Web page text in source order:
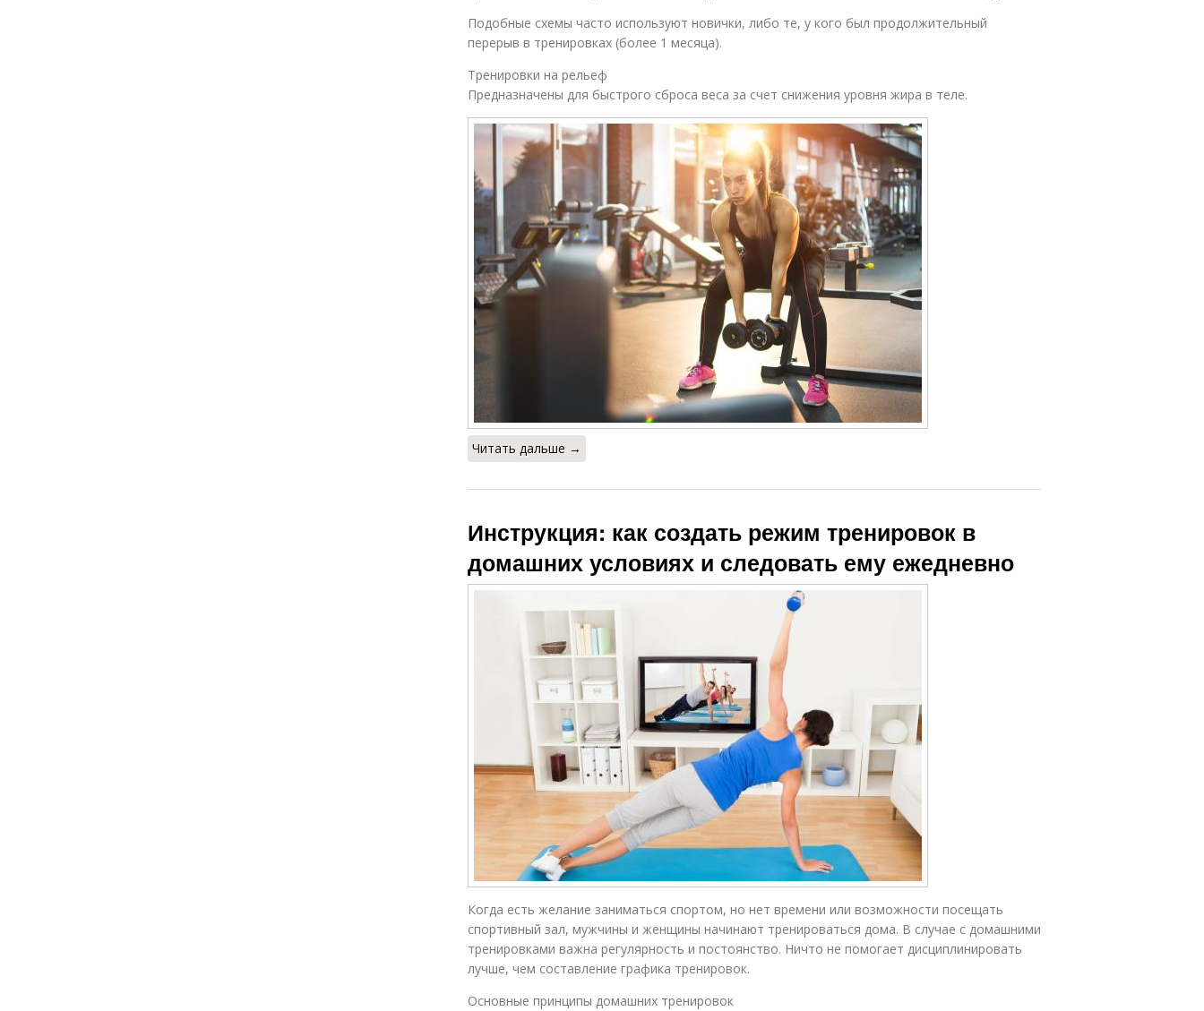
Подобные схемы часто используют новички, либо те, у кого был продолжительный
перерыв в тренировках (более 1 месяца).
Тренировки на рельеф
Предназначены для быстрого сброса веса за счет снижения уровня жира в теле.
Читать дальше →
Инструкция: как создать режим тренировок в
домашних условиях и следовать ему ежедневно
Когда есть желание заниматься спортом, но нет времени или возможности посещать
спортивный зал, мужчины и женщины начинают тренироваться дома. В случае с домашними
тренировками важна регулярность и постоянство. Ничто не помогает дисциплинировать
лучше, чем составление графика тренировок.
Основные принципы домашних тренировок